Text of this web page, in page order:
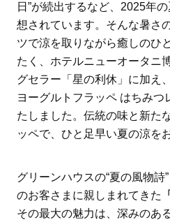
日”が続出するなど、2025年
想されています。そんな暑さ
ツで涼を取りながら癒しのひ
たく、ホテルニューオータニ
グセラー「星の利休」に加え
ヨーグルトフラッペ はちみつ
たしました。伝統の味と新た
ッペで、ひと足早い夏の涼を
グリーンハウスの“夏の風物詩
のお客さまに親しまれてきた
その最大の魅力は、深みのあ